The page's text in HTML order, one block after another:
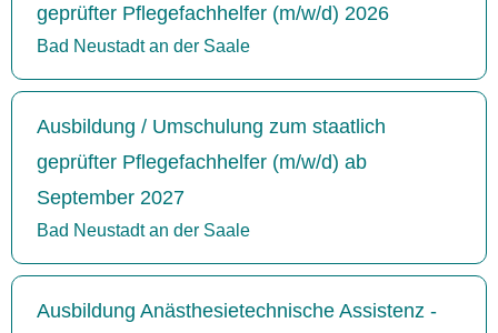
geprüfter Pflegefachhelfer (m/w/d) 2026
Bad Neustadt an der Saale
Ausbildung / Umschulung zum staatlich
geprüfter Pflegefachhelfer (m/w/d) ab
September 2027
Bad Neustadt an der Saale
Ausbildung Anästhesietechnische Assistenz -